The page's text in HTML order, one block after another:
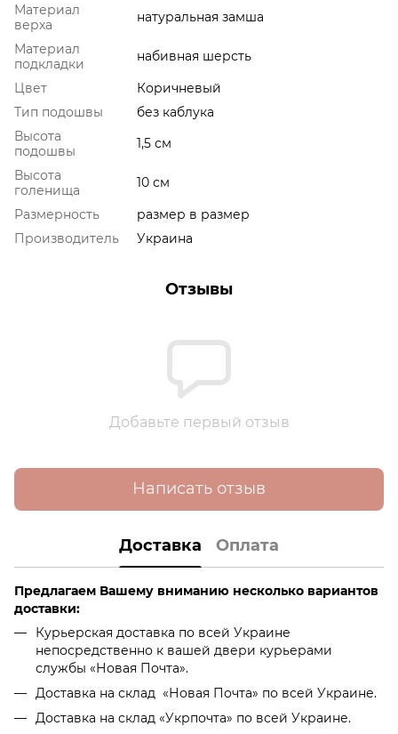
Материал
верха
натуральная замша
Материал
подкладки
набивная шерсть
Цвет
Коричневый
Тип подошвы
без каблука
Высота
подошвы
1,5 см
Высота
голенища
10 см
Размерность
размер в размер
Производитель
Украина
Отзывы
Добавьте первый отзыв
Написать отзыв
Доставка Оплата
Предлагаем Вашему вниманию несколько вариантов
доставки:
Курьерская доставка по всей Украине
непосредственно к вашей двери курьерами
службы «Новая Почта».
Доставка на склад «Новая Почта» по всей Украине.
Доставка на склад «Укрпочта» по всей Украине.